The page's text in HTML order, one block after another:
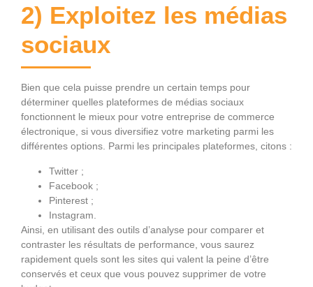
2) Exploitez les médias
sociaux
Bien que cela puisse prendre un certain temps pour
déterminer quelles plateformes de médias sociaux
fonctionnent le mieux pour votre entreprise de commerce
électronique, si vous diversifiez votre marketing parmi les
différentes options. Parmi les principales plateformes, citons :
Twitter ;
Facebook ;
Pinterest ;
Instagram.
Ainsi, en utilisant des outils d’analyse pour comparer et
contraster les résultats de performance, vous saurez
rapidement quels sont les sites qui valent la peine d’être
conservés et ceux que vous pouvez supprimer de votre